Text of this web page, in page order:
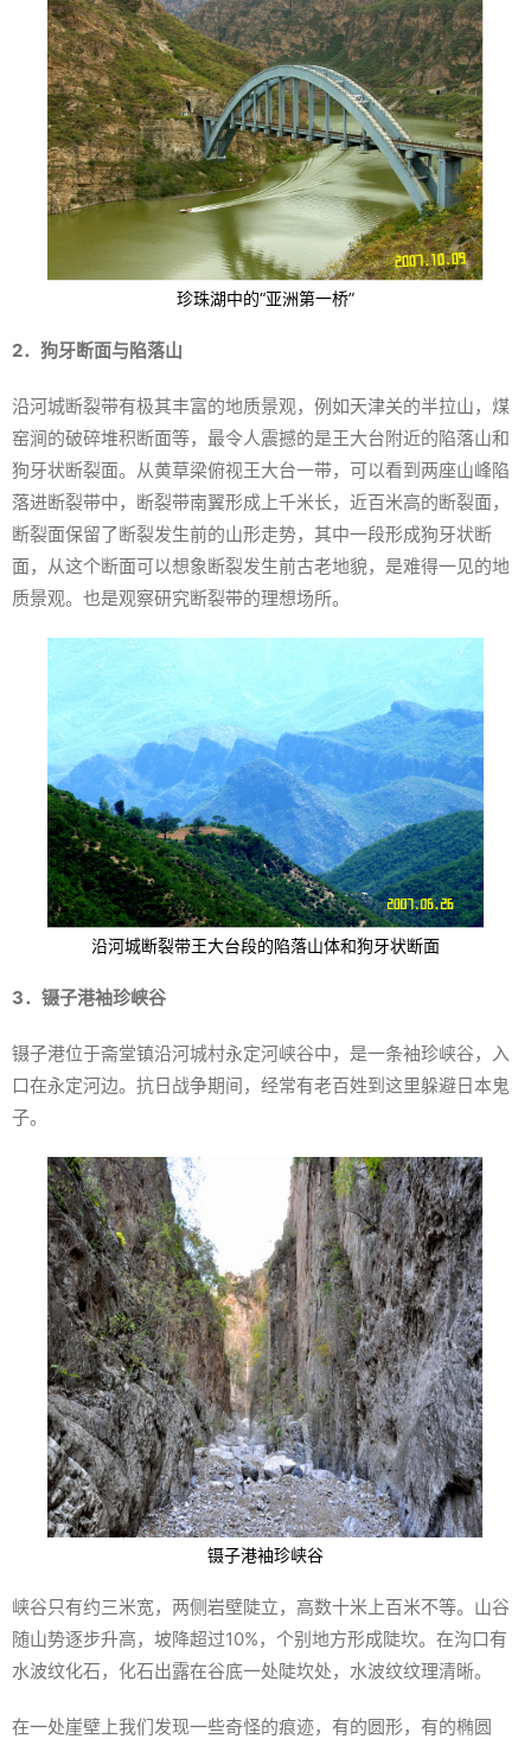
珍珠湖中的“亚洲第一桥”
2．狗牙断面与陷落山
沿河城断裂带有极其丰富的地质景观，例如天津关的半拉山，煤
窑涧的破碎堆积断面等，最令人震撼的是王大台附近的陷落山和
狗牙状断裂面。从黄草梁俯视王大台一带，可以看到两座山峰陷
落进断裂带中，断裂带南翼形成上千米长，近百米高的断裂面，
断裂面保留了断裂发生前的山形走势，其中一段形成狗牙状断
面，从这个断面可以想象断裂发生前古老地貌，是难得一见的地
质景观。也是观察研究断裂带的理想场所。
沿河城断裂带王大台段的陷落山体和狗牙状断面
3．镊子港袖珍峡谷
镊子港位于斋堂镇沿河城村永定河峡谷中，是一条袖珍峡谷，入
口在永定河边。抗日战争期间，经常有老百姓到这里躲避日本鬼
子。
镊子港袖珍峡谷
峡谷只有约三米宽，两侧岩壁陡立，高数十米上百米不等。山谷
随山势逐步升高，坡降超过10%，个别地方形成陡坎。在沟口有
水波纹化石，化石出露在谷底一处陡坎处，水波纹纹理清晰。
在一处崖壁上我们发现一些奇怪的痕迹，有的圆形，有的椭圆